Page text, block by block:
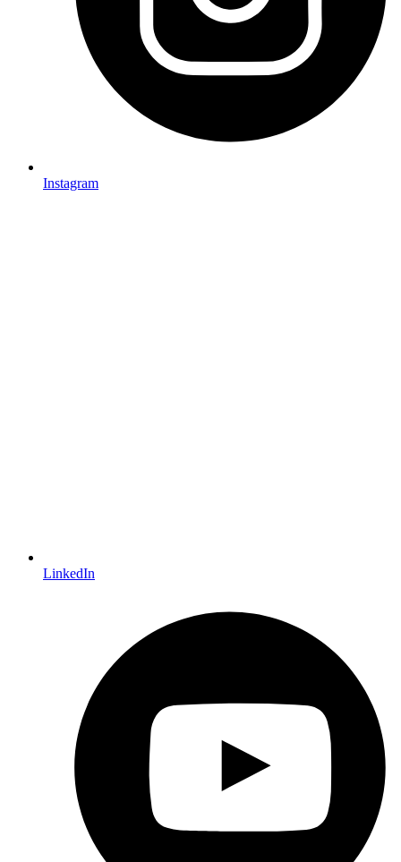
Instagram
LinkedIn